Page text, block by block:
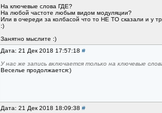
На ключевые слова ГДЕ?
На любой частоте любым видом модуляции?
Или в очереди за колбасой что то НЕ ТО сказали и у
:)
Занятно мыслите :)
Дата: 21 Дек 2018 17:57:18 #
У нас же запись включается только на ключевые
Веселье продолжается:)
Дата: 21 Дек 2018 18:09:38 #